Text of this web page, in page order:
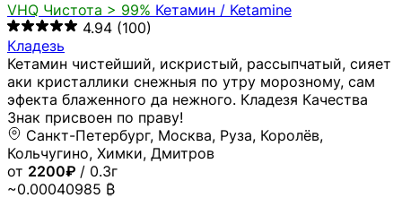
VHQ Чистота > 99% Кетамин / Ketamine
4.94 (100)
Кладезь
Кетамин чистейший, искристый, рассыпчатый, сияет
аки кристаллики снежныя по утру морозному, сам
эфекта блаженного да нежного. Кладезя Качества
Знак присвоен по праву!
Санкт-Петербург, Москва, Руза, Королёв,
Кольчугино, Химки, Дмитров
от 2200₽ / 0.3г
~0.00040985 ₿